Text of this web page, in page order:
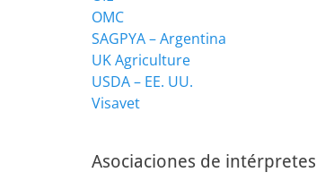
OMC
SAGPYA – Argentina
UK Agriculture
USDA – EE. UU.
Visavet
Asociaciones de intérpretes